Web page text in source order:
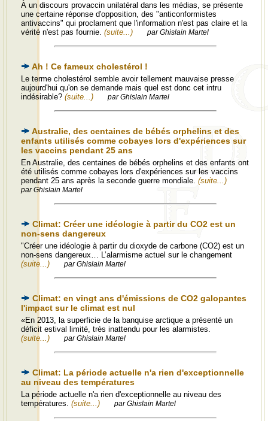
À un discours provaccin unilatéral dans les médias, se présente
une certaine réponse d'opposition, des "anticonformistes
antivaccins" qui proclament que l'information n'est pas claire et la
vérité n'est pas fournie. (suite...) par Ghislain Martel
Ah ! Ce fameux cholestérol !
Le terme cholestérol semble avoir tellement mauvaise presse
aujourd'hui qu'on se demande mais quel est donc cet intru
indésirable? (suite...) par Ghislain Martel
Australie, des centaines de bébés orphelins et des
enfants utilisés comme cobayes lors d'expériences sur
les vaccins pendant 25 ans
En Australie, des centaines de bébés orphelins et des enfants ont
été utilisés comme cobayes lors d'expériences sur les vaccins
pendant 25 ans après la seconde guerre mondiale. (suite...)
par Ghislain Martel
Climat: Créer une idéologie à partir du CO2 est un
non-sens dangereux
"Créer une idéologie à partir du dioxyde de carbone (CO2) est un
non-sens dangereux… L’alarmisme actuel sur le changement
(suite...)
par Ghislain Martel
Climat: en vingt ans d'émissions de CO2 galopantes
l'impact sur le climat est nul
«En 2013, la superficie de la banquise arctique a présenté un
déficit estival limité, très inattendu pour les alarmistes.
(suite...)
par Ghislain Martel
Climat: La période actuelle n'a rien d'exceptionnelle
au niveau des températures
La période actuelle n'a rien d'exceptionnelle au niveau des
températures. (suite...) par Ghislain Martel